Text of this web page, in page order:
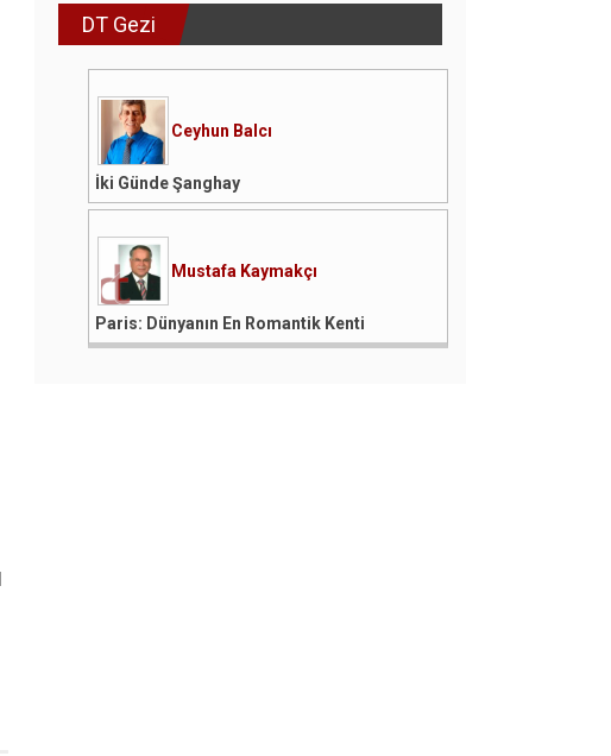
DT Gezi
Ceyhun Balcı
İki Günde Şanghay
Mustafa Kaymakçı
Paris: Dünyanın En Romantik Kenti